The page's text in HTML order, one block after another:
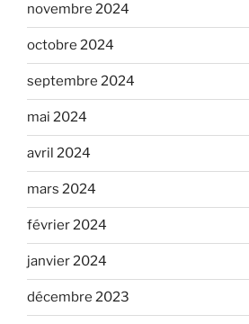
novembre 2024
octobre 2024
septembre 2024
mai 2024
avril 2024
mars 2024
février 2024
janvier 2024
décembre 2023